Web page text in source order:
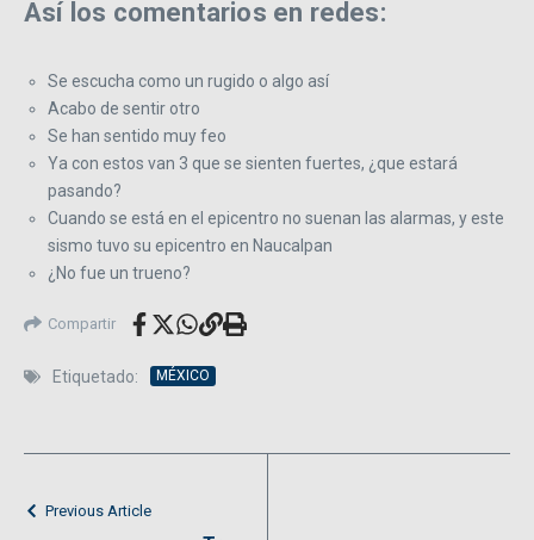
Así los comentarios en redes:
Se escucha como un rugido o algo así
Acabo de sentir otro
Se han sentido muy feo
Ya con estos van 3 que se sienten fuertes, ¿que estará
pasando?
Cuando se está en el epicentro no suenan las alarmas, y este
sismo tuvo su epicentro en Naucalpan
¿No fue un trueno?
Compartir
Etiquetado: MÉXICO
Previous Article